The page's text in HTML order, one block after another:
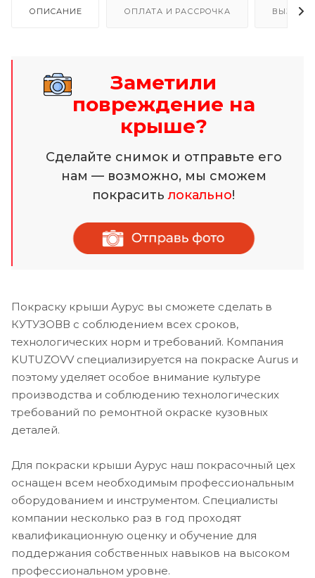
ОПИСАНИЕ ОПЛАТА И РАССРОЧКА ВЫЗОВ
Заметили
повреждение на
крыше?
Сделайте снимок и отправьте его
нам — возможно, мы сможем
покраситьлокально!
Покраску крыши Аурус вы сможете сделать в
КУТУЗОВВ с соблюдением всех сроков,
технологических норм и требований. Компания
KUTUZOVV специализируется на покраске Aurus и
поэтому уделяет особое внимание культуре
производства и соблюдению технологических
требований по ремонтной окраске кузовных
деталей.
Для покраски крыши Аурус наш покрасочный цех
оснащен всем необходимым профессиональным
оборудованием и инструментом. Специалисты
компании несколько раз в год проходят
квалификационную оценку и обучение для
поддержания собственных навыков на высоком
профессиональном уровне.